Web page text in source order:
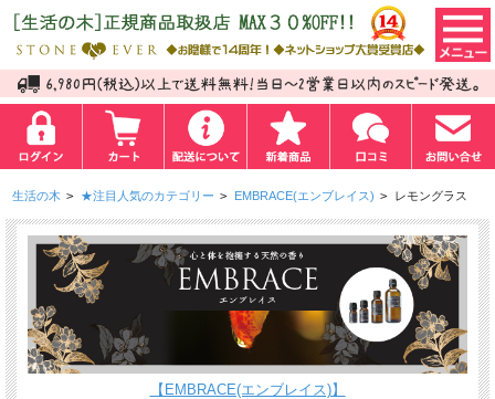
生活の木 > ★注目人気のカテゴリー > EMBRACE(エンブレイス) > レモングラス
【EMBRACE(エンブレイス)】